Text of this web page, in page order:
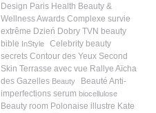
Design Paris Health Beauty &
Wellness Awards Complexe survie
extrême Dzień Dobry TVN beauty
bible InStyle
Celebrity beauty
secrets Contour des Yeux Second
Skin Terrasse avec vue Rallye Aïcha
des Gazelles Beauty Beauté Anti-
imperfections serum biocellulose
Beauty room Polonaise illustre Kate